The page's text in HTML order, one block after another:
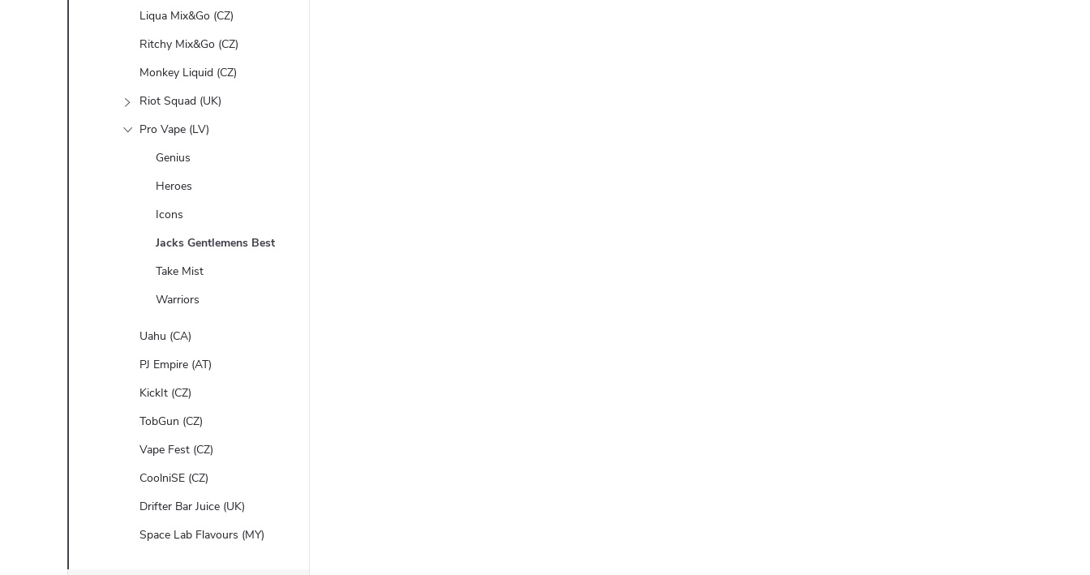
Liqua Mix&Go (CZ)
Ritchy Mix&Go (CZ)
Monkey Liquid (CZ)
Riot Squad (UK)
Pro Vape (LV)
Genius
Heroes
Icons
Jacks Gentlemens Best
Take Mist
Warriors
Uahu (CA)
PJ Empire (AT)
KickIt (CZ)
TobGun (CZ)
Vape Fest (CZ)
CoolniSE (CZ)
Drifter Bar Juice (UK)
Space Lab Flavours (MY)